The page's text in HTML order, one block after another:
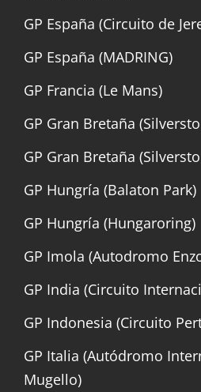
GP España (Circuito de
GP España (MADRING)
GP Francia (Le Mans)
GP Gran Bretaña
GP Gran Bretaña
GP Hungría (Balaton Park)
GP Hungría (Hungaroring)
GP Imola (Autodromo
GP India (Circuito
GP Indonesia (Circuito
GP Italia (Autódromo
Mugello)